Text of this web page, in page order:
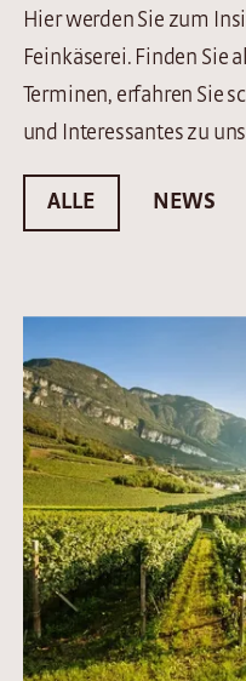
Hier werden Sie zum
Feinkäserei. Finden Sie
Terminen, erfahren Sie
und Interessantes zu
ALLE NEWS